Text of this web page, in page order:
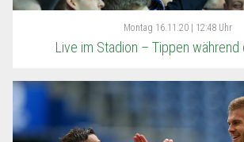
Montag 16.11.20 | 12:48 Uhr
Live im Stadion – Tippen während